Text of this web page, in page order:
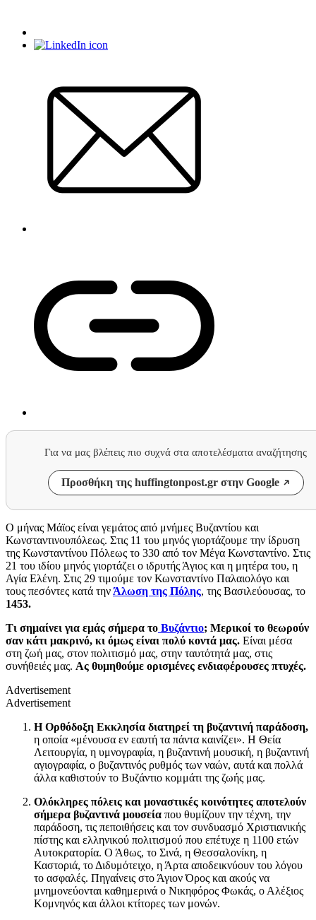
Για να μας βλέπεις πιο συχνά στα αποτελέσματα αναζήτησης
Προσθήκη της huffingtonpost.gr στην Google
Ο μήνας Μάϊος είναι γεμάτος από μνήμες Βυζαντίου και
Κωνσταντινουπόλεως. Στις 11 του μηνός γιορτάζουμε την ίδρυση
της Κωνσταντίνου Πόλεως το 330 από τον Μέγα Κωνσταντίνο. Στις
21 του ιδίου μηνός γιορτάζει ο ιδρυτής Άγιος και η μητέρα του, η
Αγία Ελένη. Στις 29 τιμούμε τον Κωνσταντίνο Παλαιολόγο και
τους πεσόντες κατά τηνΆλωση της Πόλης, της Βασιλεύουσας, το
1453.
Τι σημαίνει για εμάς σήμερα το Βυζάντιο; Μερικοί το θεωρούν
σαν κάτι μακρινό, κι όμως είναι πολύ κοντά μας. Είναι μέσα
στη ζωή μας, στον πολιτισμό μας, στην ταυτότητά μας, στις
συνήθειές μας. Ας θυμηθούμε ορισμένες ενδιαφέρουσες πτυχές.
Advertisement
Advertisement
Η Ορθόδοξη Εκκλησία διατηρεί τη βυζαντινή παράδοση,
η οποία «μένουσα εν εαυτή τα πάντα καινίζει». Η Θεία
Λειτουργία, η υμνογραφία, η βυζαντινή μουσική, η βυζαντινή
αγιογραφία, ο βυζαντινός ρυθμός των ναών, αυτά και πολλά
άλλα καθιστούν το Βυζάντιο κομμάτι της ζωής μας.
Ολόκληρες πόλεις και μοναστικές κοινότητες αποτελούν
σήμερα βυζαντινά μουσεία που θυμίζουν την τέχνη, την
παράδοση, τις πεποιθήσεις και τον συνδυασμό Χριστιανικής
πίστης και ελληνικού πολιτισμού που επέτυχε η 1100 ετών
Αυτοκρατορία. Ο Άθως, το Σινά, η Θεσσαλονίκη, η
Καστοριά, το Διδυμότειχο, η Άρτα αποδεικνύουν του λόγου
το ασφαλές. Πηγαίνεις στο Άγιον Όρος και ακούς να
μνημονεύονται καθημερινά ο Νικηφόρος Φωκάς, ο Αλέξιος
Κομνηνός και άλλοι κτίτορες των μονών.